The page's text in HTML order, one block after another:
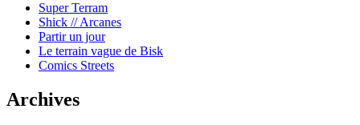
Super Terram
Shick // Arcanes
Partir un jour
Le terrain vague de Bisk
Comics Streets
Archives